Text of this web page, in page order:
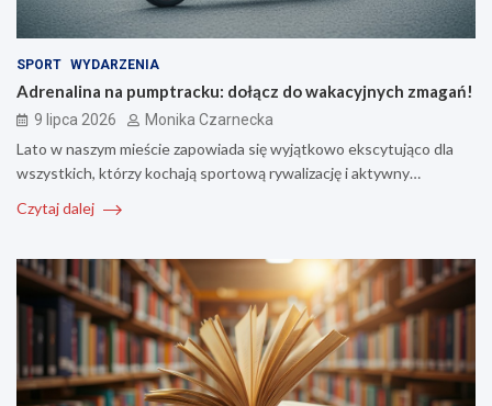
SPORT WYDARZENIA
Adrenalina na pumptracku: dołącz do wakacyjnych zmagań!
9 lipca 2026 Monika Czarnecka
Lato w naszym mieście zapowiada się wyjątkowo ekscytująco dla
wszystkich, którzy kochają sportową rywalizację i aktywny…
Czytaj dalej